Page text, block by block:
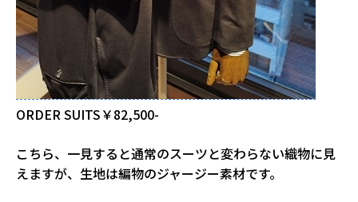
ORDER SUITS￥82,500-
こちら、一見すると通常のスーツと変わらない織物に見
えますが、生地は編物のジャージー素材です。